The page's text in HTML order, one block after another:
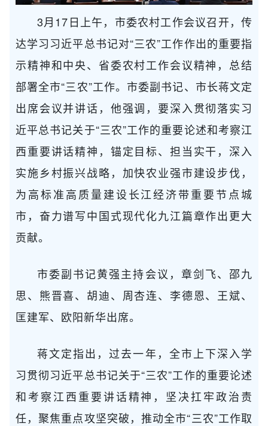
3月17日上午，市委农村工作会议召开，传
达学习习近平总书记对“三农”工作作出的重要指
示精神和中央、省委农村工作会议精神，总结
部署全市“三农”工作。市委副书记、市长蒋文定
出席会议并讲话，他强调，要深入贯彻落实习
近平总书记关于“三农”工作的重要论述和考察江
西重要讲话精神，锚定目标、担当实干，深入
实施乡村振兴战略，加快农业强市建设步伐，
为高标准高质量建设长江经济带重要节点城
市，奋力谱写中国式现代化九江篇章作出更大
贡献。
市委副书记黄强主持会议，章剑飞、邵九
思、熊晋喜、胡迪、周杏连、李德恩、王斌、
匡建军、欧阳新华出席。
蒋文定指出，过去一年，全市上下深入学
习贯彻习近平总书记关于“三农”工作的重要论述
和考察江西重要讲话精神，坚决扛牢政治责
任，聚焦重点攻坚突破，推动全市“三农”工作取